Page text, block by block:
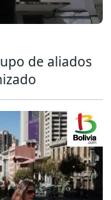
de aliados